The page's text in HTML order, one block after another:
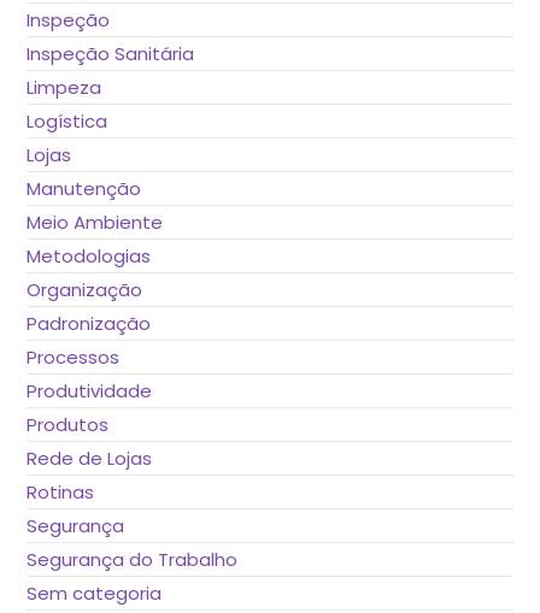
Inspeção
Inspeção Sanitária
Limpeza
Logística
Lojas
Manutenção
Meio Ambiente
Metodologias
Organização
Padronização
Processos
Produtividade
Produtos
Rede de Lojas
Rotinas
Segurança
Segurança do Trabalho
Sem categoria